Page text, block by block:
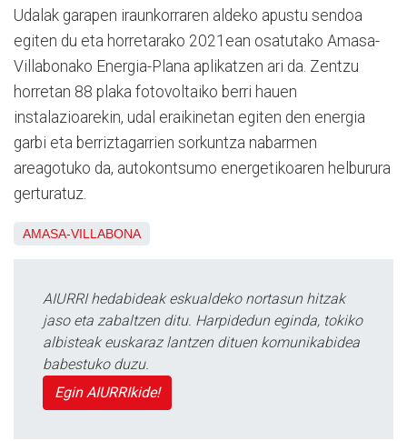
Udalak garapen iraunkorraren aldeko apustu sendoa
egiten du eta horretarako 2021ean osatutako Amasa-
Villabonako Energia-Plana aplikatzen ari da. Zentzu
horretan 88 plaka fotovoltaiko berri hauen
instalazioarekin, udal eraikinetan egiten den energia
garbi eta berriztagarrien sorkuntza nabarmen
areagotuko da, autokontsumo energetikoaren helburura
gerturatuz.
AMASA-VILLABONA
AIURRI hedabideak eskualdeko nortasun hitzak
jaso eta zabaltzen ditu. Harpidedun eginda, tokiko
albisteak euskaraz lantzen dituen komunikabidea
babestuko duzu.
Egin AIURRIkide!